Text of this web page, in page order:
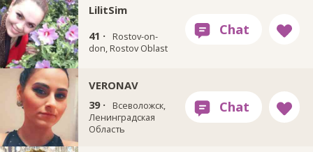
LilitSim
41 ·
Rostov-on-
don, Rostov Oblast
VERONAV
39 ·
Всеволожск,
Ленинградская
Область